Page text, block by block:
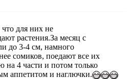
для них не
растения.За месяц с
до 3-4 см, намного
сомиков, поедают все их
на 4 части и потом только
аппетитом и наглючки.